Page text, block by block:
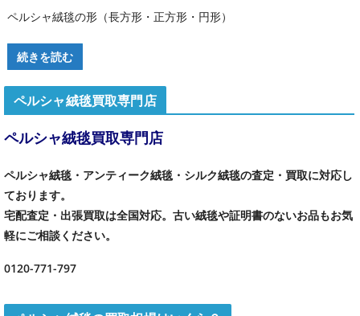
ペルシャ絨毯の形（長方形・正方形・円形）
続きを読む
ペルシャ絨毯買取専門店
ペルシャ絨毯買取専門店
ペルシャ絨毯・アンティーク絨毯・シルク絨毯の査定・買取に対応し
ております。
宅配査定・出張買取は全国対応。古い絨毯や証明書のないお品もお気
軽にご相談ください。
0120-771-797